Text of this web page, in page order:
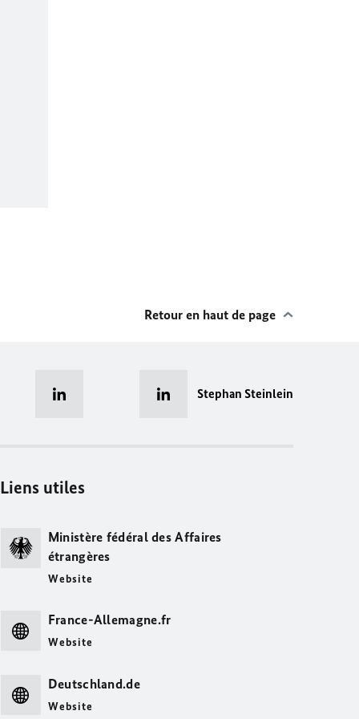
Retour en haut de page
Stephan Steinlein
Liens utiles
Ministère fédéral des Affaires
étrangères
Website
France-Allemagne.fr
Website
Deutschland.de
Website